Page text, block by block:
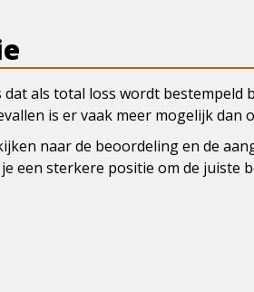
dat als total loss wordt
is er vaak meer mogelijk
naar de beoordeling en de
een sterkere positie om de juiste